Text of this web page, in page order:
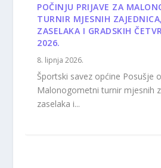
POČINJU PRIJAVE ZA
TURNIR MJESNIH
ZASELAKA I GRADSKIH
2026.
8. lipnja 2026.
Športski savez općine Posušje
Malonogometni turnir mjesnih
zaselaka i...